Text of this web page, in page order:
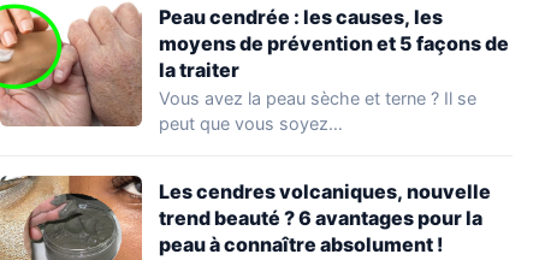
Peau cendrée : les causes, les
moyens de prévention et 5 façons de
la traiter
Vous avez la peau sèche et terne ? Il se
peut que vous soyez…
Les cendres volcaniques, nouvelle
trend beauté ? 6 avantages pour la
peau à connaître absolument !